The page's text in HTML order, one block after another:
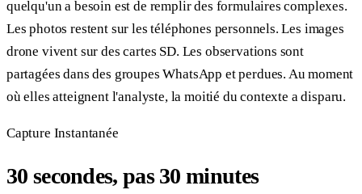
quelqu'un a besoin est de remplir des formulaires complexes.
Les photos restent sur les téléphones personnels. Les images
drone vivent sur des cartes SD. Les observations sont
partagées dans des groupes WhatsApp et perdues. Au moment
où elles atteignent l'analyste, la moitié du contexte a disparu.
Capture Instantanée
30 secondes, pas 30 minutes